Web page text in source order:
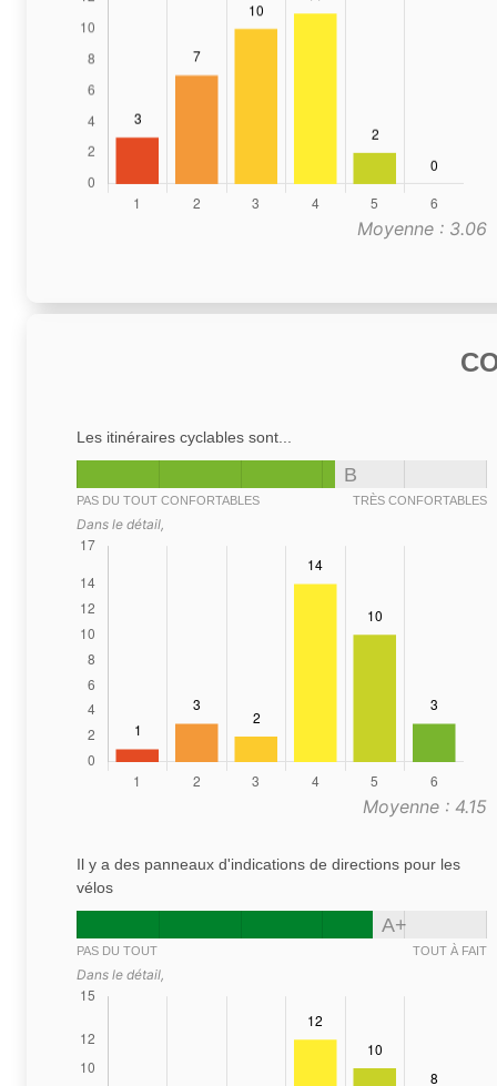
Moyenne : 3.06
Les itinéraires cyclables sont...
B
PAS DU TOUT CONFORTABLES TRÈS CONFORTABLES
Dans le détail,
Moyenne : 4.15
Il y a des panneaux d'indications de directions pour les
vélos
A+
PAS DU TOUT TOUT À FAIT
Dans le détail,